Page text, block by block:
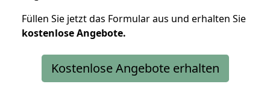
Füllen Sie jetzt das Formular aus und erhalten Sie
kostenloseAngebote.
Kostenlose Angebote erhalten